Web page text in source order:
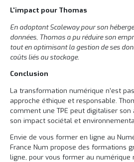
L'impact pour Thomas
En adoptant Scaleway pour son
données, Thomas a pu réduire son
tout en optimisant la gestion de ses
coûts liés au stockage.
Conclusion
La transformation numérique n’est
approche éthique et responsable.
comment une TPE peut digitaliser
son impact sociétal et
Envie de vous former en ligne au
France Num propose des formations
ligne, pour vous former au numérique